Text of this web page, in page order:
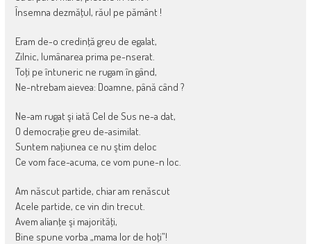
Însemna dezmăţul, răul pe pământ !
Eram de-o credinţă greu de egalat,
Zilnic, lumânarea prima pe-nserat.
Toţi pe întuneric ne rugam în gând,
Ne-ntrebam aievea: Doamne, până când ?
Ne-am rugat şi iată Cel de Sus ne-a dat,
O democraţie greu de-asimilat.
Suntem naţiunea ce nu ştim deloc
Ce vom face-acuma, ce vom pune-n loc.
Am născut partide, chiar am renăscut
Acele partide, ce vin din trecut.
Avem alianţe şi majorităţi,
Bine spune vorba „mama lor de hoţi”!